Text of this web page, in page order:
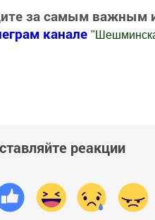
за самым важным
канале "
реакции